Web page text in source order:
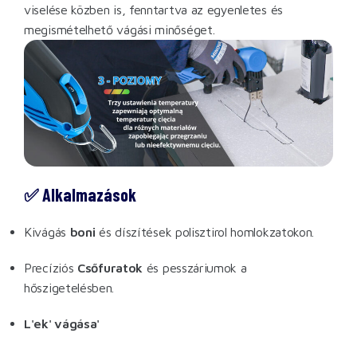
viselése közben is, fenntartva az egyenletes és
megismételhető vágási minőséget.
✅ Alkalmazások
Kivágás boni és díszítések polisztirol homlokzatokon.
Precíziós Csőfuratok és pesszáriumok a
hőszigetelésben.
L'ek' vágása'